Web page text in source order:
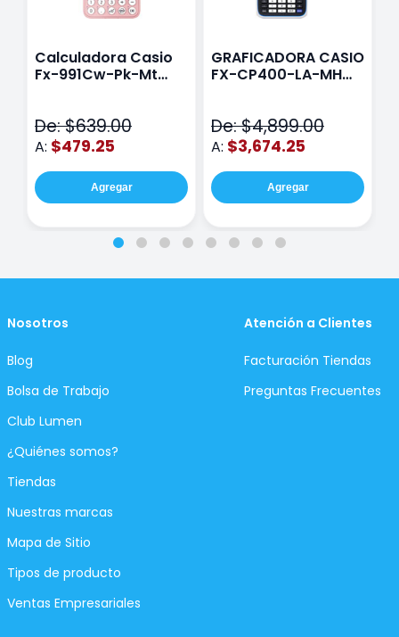
Calculadora Casio
Fx-991Cw-Pk-Mt
De: $639.00
A: $479.25
Agregar
GRAFICADORA CASIO
FX-CP400-LA-MH
De: $4,899.00
A: $3,674.25
Agregar
Nosotros
Blog
Bolsa de Trabajo
Club Lumen
¿Quiénes somos?
Tiendas
Nuestras marcas
Mapa de Sitio
Tipos de producto
Ventas Empresariales
Atención a Clientes
Facturación Tiendas
Preguntas Frecuentes